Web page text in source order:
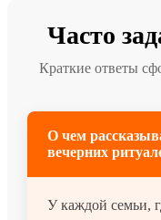
Часто
Краткие ответы
О чем
вечерних
У каждой семьи,